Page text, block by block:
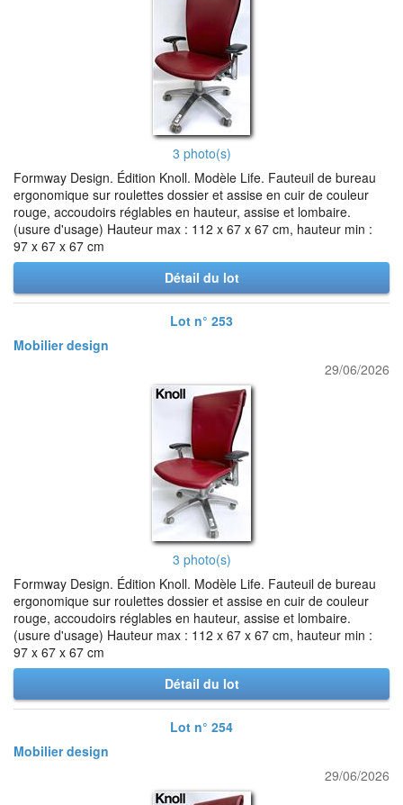
3 photo(s)
Formway Design. Édition Knoll. Modèle Life. Fauteuil de bureau
ergonomique sur roulettes dossier et assise en cuir de couleur
rouge, accoudoirs réglables en hauteur, assise et lombaire.
(usure d'usage) Hauteur max : 112 x 67 x 67 cm, hauteur min :
97 x 67 x 67 cm
Détail du lot
Lot n° 253
Mobilier design
29/06/2026
3 photo(s)
Formway Design. Édition Knoll. Modèle Life. Fauteuil de bureau
ergonomique sur roulettes dossier et assise en cuir de couleur
rouge, accoudoirs réglables en hauteur, assise et lombaire.
(usure d'usage) Hauteur max : 112 x 67 x 67 cm, hauteur min :
97 x 67 x 67 cm
Détail du lot
Lot n° 254
Mobilier design
29/06/2026